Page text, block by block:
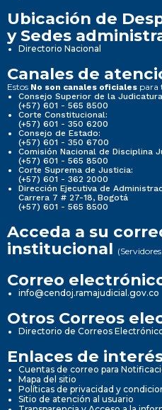
Ubicación de
y Sedes
Directorio Nacional
Canales de
Estos No son canales oficiales para
Consejo Superior de la
(+57) 601 - 565 8500
Corte Constitucional:
(+57) 601 - 350 6200
Consejo de Estado:
(+57) 601 - 350 6700
Comisión Nacional de Disciplina
(+57) 601 - 565 8500
Corte Suprema de Justicia:
(+57) 601 - 362 2000
Dirección Ejecutiva de
Carrera 7 # 27-18, Bogotá
(+57) 601 - 565 8500
Acceda a su
institucional
Correo
info@cendoj.ramajudicial.gov.co
Otros Correos
Directorio de Correos
Enlaces de
Cuentas de correo para
Mapa del sitio
Políticas de privacidad y
Sitio de atención al usuario